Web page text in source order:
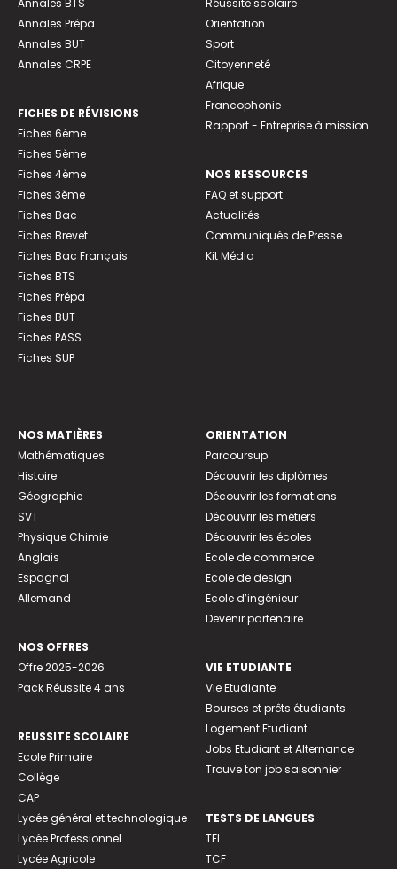
Annales BTS
Annales Prépa
Annales BUT
Annales CRPE
FICHES DE RÉVISIONS
Fiches 6ème
Fiches 5ème
Fiches 4ème
Fiches 3ème
Fiches Bac
Fiches Brevet
Fiches Bac Français
Fiches BTS
Fiches Prépa
Fiches BUT
Fiches PASS
Fiches SUP
Réussite scolaire
Orientation
Sport
Citoyenneté
Afrique
Francophonie
Rapport - Entreprise à mission
NOS RESSOURCES
FAQ et support
Actualités
Communiqués de Presse
Kit Média
NOS MATIÈRES
Mathématiques
Histoire
Géographie
SVT
Physique Chimie
Anglais
Espagnol
Allemand
NOS OFFRES
Offre 2025-2026
Pack Réussite 4 ans
REUSSITE SCOLAIRE
Ecole Primaire
Collège
CAP
Lycée général et technologique
Lycée Professionnel
Lycée Agricole
ORIENTATION
Parcoursup
Découvrir les diplômes
Découvrir les formations
Découvrir les métiers
Découvrir les écoles
Ecole de commerce
Ecole de design
Ecole d’ingénieur
Devenir partenaire
VIE ETUDIANTE
Vie Etudiante
Bourses et prêts étudiants
Logement Etudiant
Jobs Etudiant et Alternance
Trouve ton job saisonnier
TESTS DE LANGUES
TFI
TCF